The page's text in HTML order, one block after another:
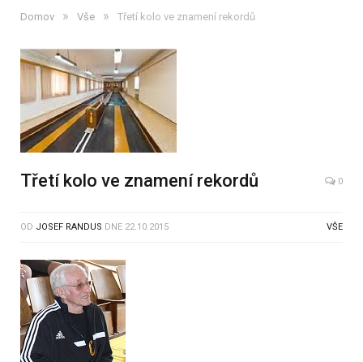
Domov » Vše » Třetí kolo ve znamení rekordů
Třetí kolo ve znamení rekordů 0
OD JOSEF RANDUS DNE 22.10.2015 VŠE